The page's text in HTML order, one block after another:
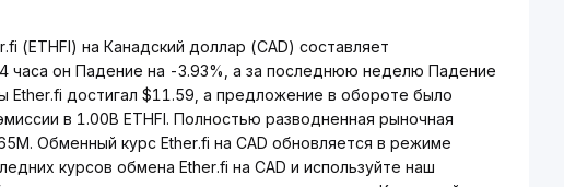
(ETHFI) на Канадский доллар (CAD) составляет
часа он Падение на -3.93%, а за последнюю неделю Падение
Ether.fi достигал $11.59, а предложение в обороте было
в 1.00B ETHFI. Полностью разводненная рыночная
Обменный курс Ether.fi на CAD обновляется в режиме
курсов обмена Ether.fi на CAD и используйте наш